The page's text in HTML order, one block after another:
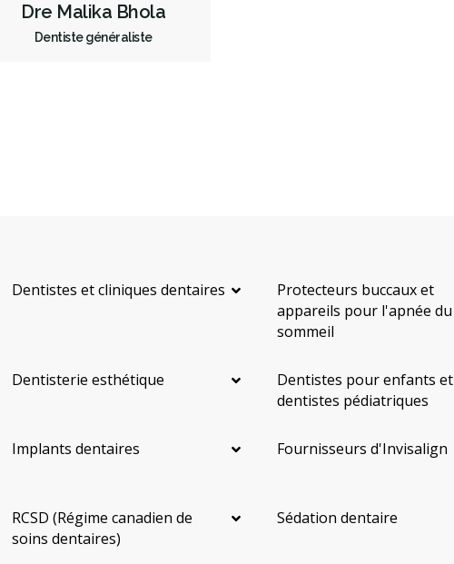
Dre Malika Bhola
Dentiste généraliste
Dentistes et cliniques dentaires
Protecteurs buccaux et
appareils pour l'apnée du
sommeil
Dentisterie esthétique
Dentistes pour enfants et
dentistes pédiatriques
Implants dentaires Fournisseurs d'Invisalign
RCSD (Régime canadien de
soins dentaires)
Sédation dentaire